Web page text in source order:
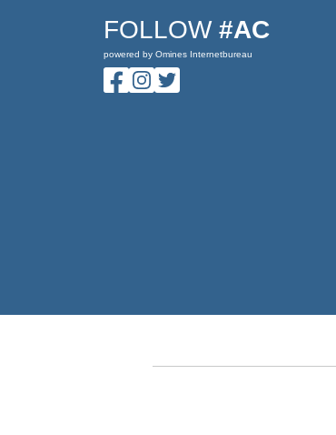
FOLLOW #AC
powered by Omines Internetbureau